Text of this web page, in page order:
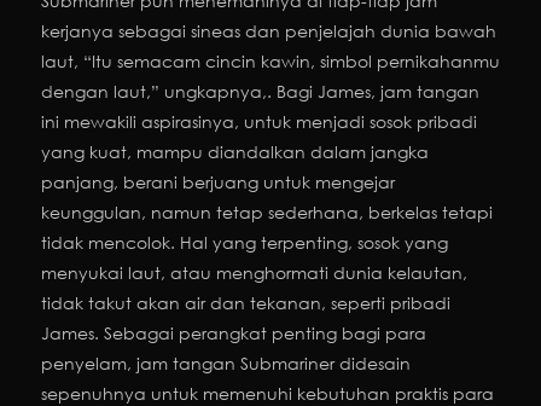
kerjanya sebagai sineas dan penjelajah dunia bawah
laut, “Itu semacam cincin kawin, simbol pernikahanmu
dengan laut,” ungkapnya,. Bagi James, jam tangan
ini mewakili aspirasinya, untuk menjadi sosok pribadi
yang kuat, mampu diandalkan dalam jangka
panjang, berani berjuang untuk mengejar
keunggulan, namun tetap sederhana, berkelas tetapi
tidak mencolok. Hal yang terpenting, sosok yang
menyukai laut, atau menghormati dunia kelautan,
tidak takut akan air dan tekanan, seperti pribadi
James. Sebagai perangkat penting bagi para
penyelam, jam tangan Submariner didesain
sepenuhnya untuk memenuhi kebutuhan praktis para